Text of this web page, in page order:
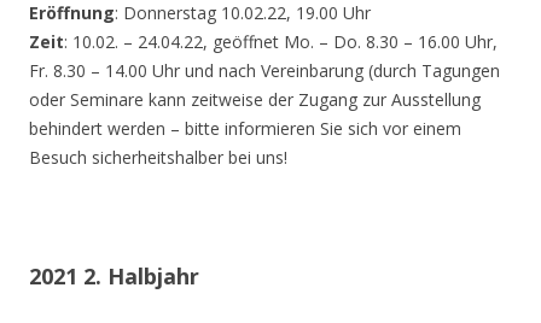
Eröffnung: Donnerstag 10.02.22, 19.00 Uhr
Zeit: 10.02. – 24.04.22, geöffnet Mo. – Do. 8.30 – 16.00 Uhr,
Fr. 8.30 – 14.00 Uhr und nach Vereinbarung (durch Tagungen
oder Seminare kann zeitweise der Zugang zur Ausstellung
behindert werden – bitte informieren Sie sich vor einem
Besuch sicherheitshalber bei uns!
2021 2. Halbjahr